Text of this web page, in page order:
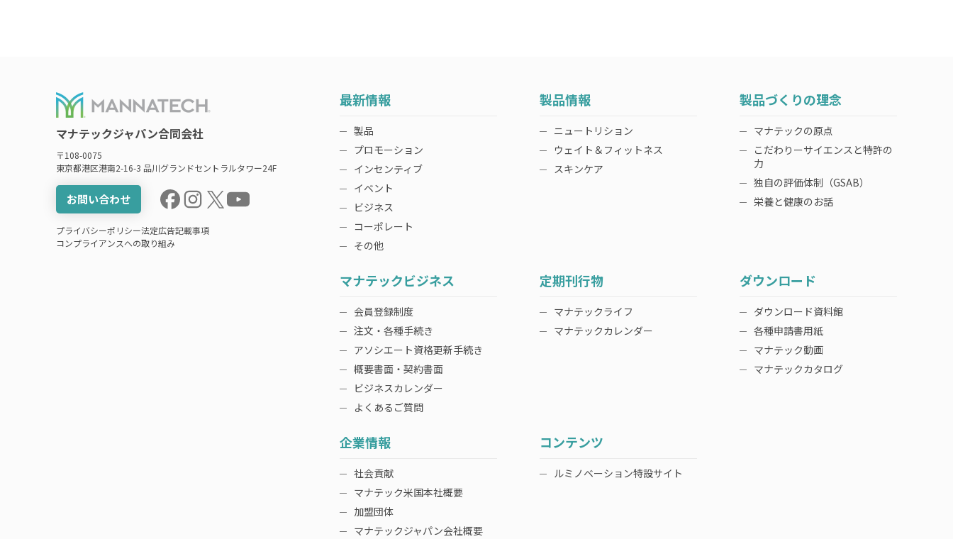
マナテックジャパン合同会社
〒108-0075
東京都港区港南2-16-3 品川グランドセントラルタワー24F
お問い合わせ
最新情報
製品
プロモーション
インセンティブ
イベント
ビジネス
コーポレート
その他
製品情報
ニュートリション
ウェイト＆フィットネス
スキンケア
製品づくりの理念
マナテックの原点
こだわりーサイエンスと特許の
力
独自の評価体制（GSAB）
栄養と健康のお話
マナテックビジネス
会員登録制度
注文・各種手続き
アソシエート資格更新手続き
概要書面・契約書面
ビジネスカレンダー
よくあるご質問
定期刊行物
マナテックライフ
マナテックカレンダー
ダウンロード
ダウンロード資料館
各種申請書用紙
マナテック動画
マナテックカタログ
企業情報
社会貢献
マナテック米国本社概要
加盟団体
マナテックジャパン会社概要
コンテンツ
ルミノベーション特設サイト
プライバシーポリシー法定広告記載事項
コンプライアンスへの取り組み